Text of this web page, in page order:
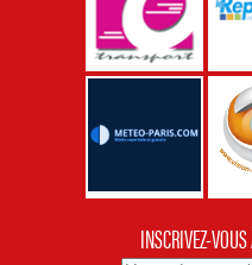
INSCRIVEZ-